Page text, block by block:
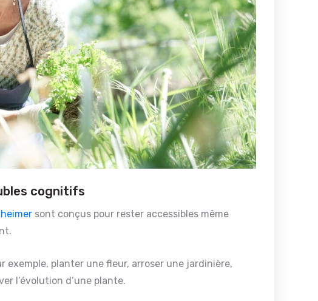
cognitifs
sont conçus pour rester accessibles même
exemple, planter une fleur, arroser une jardinière,
l’évolution d’une plante.